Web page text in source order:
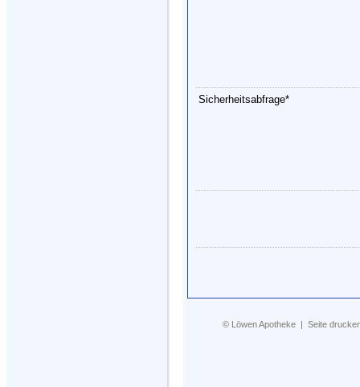
Sicherheitsabfrage*
© Löwen Apotheke | Seite